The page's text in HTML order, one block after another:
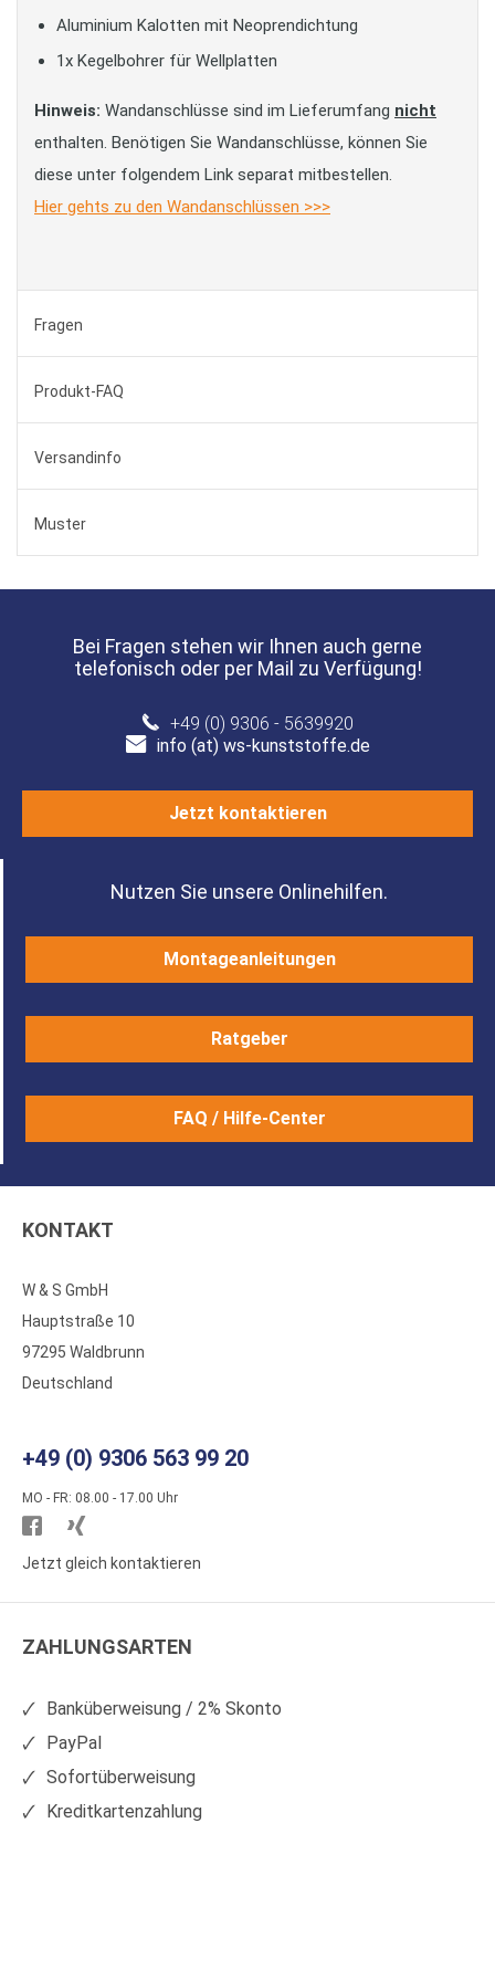
Aluminium Kalotten mit Neoprendichtung
1x Kegelbohrer für Wellplatten
Hinweis: Wandanschlüsse sind im Lieferumfang nicht
enthalten. Benötigen Sie Wandanschlüsse, können Sie
diese unter folgendem Link separat mitbestellen.
Hier gehts zu den Wandanschlüssen >>>
Fragen
Produkt-FAQ
Versandinfo
Muster
Bei Fragen stehen wir Ihnen auch gerne
telefonisch oder per Mail zu Verfügung!
+49 (0) 9306 - 5639920
info (at) ws-kunststoffe.de
Jetzt kontaktieren
Nutzen Sie unsere Onlinehilfen.
Montageanleitungen
Ratgeber
FAQ / Hilfe-Center
KONTAKT
W & S GmbH
Hauptstraße 10
97295 Waldbrunn
Deutschland
+49 (0) 9306 563 99 20
MO - FR: 08.00 - 17.00 Uhr
Besuchen
Sie
auf
Sie
auf
Jetzt gleich kontaktieren
ZAHLUNGSARTEN
Banküberweisung / 2% Skonto
PayPal
Sofortüberweisung
Kreditkartenzahlung